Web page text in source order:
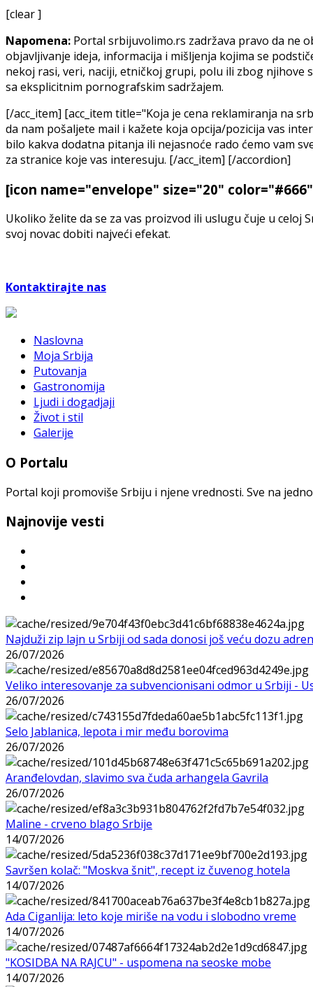
[clear ]
Napomena: Portal srbijuvolimo.rs zadržava pravo da ne
objavljivanje ideja, informacija i mišljenja kojima se
nekoj rasi, veri, naciji, etničkoj grupi, polu ili zbog njihove
sa eksplicitnim pornografskim sadržajem.
[/acc_item] [acc_item title="Koja je cena reklamiranja na
da nam pošaljete mail i kažete koja opcija/pozicija vas
bilo kakva dodatna pitanja ili nejasnoće rado ćemo vam
za stranice koje vas interesuju. [/acc_item] [/accordion]
[icon name="envelope" size="20"
Ukoliko želite da se za vas proizvod ili uslugu čuje u
svoj novac dobiti najveći efekat.
Kontaktirajte nas
Naslovna
Moja Srbija
Putovanja
Gastronomija
Ljudi i dogadjaji
Život i stil
Galerije
O Portalu
Portal koji promoviše Srbiju i njene vrednosti. Sve na
Najnovije vesti
Najduži zip lajn u Srbiji od sada donosi još veću dozu
26/07/2026
Veliko interesovanje za subvencionisani odmor u Srbiji -
26/07/2026
Selo Jablanica, lepota i mir među borovima
26/07/2026
Aranđelovdan, slavimo sva čuda arhangela Gavrila
26/07/2026
Maline - crveno blago Srbije
14/07/2026
Savršen kolač: "Moskva šnit", recept iz čuvenog hotela
14/07/2026
Ada Ciganlija: leto koje miriše na vodu i slobodno vreme
14/07/2026
"KOSIDBA NA RAJCU" - uspomena na seoske mobe
14/07/2026